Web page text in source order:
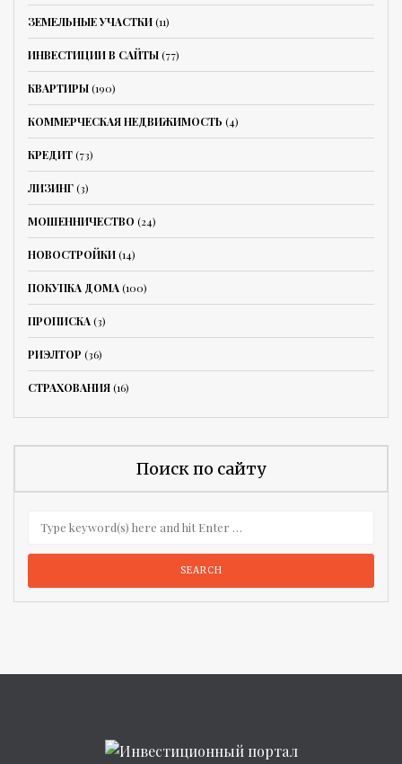
ЗЕМЕЛЬНЫЕ УЧАСТКИ(11)
ИНВЕСТИЦИИ В САЙТЫ(77)
КВАРТИРЫ(190)
КОММЕРЧЕСКАЯ НЕДВИЖИМОСТЬ (4)
КРЕДИТ(73)
ЛИЗИНГ(3)
МОШЕННИЧЕСТВО (24)
НОВОСТРОЙКИ(14)
ПОКУПКА ДОМА(100)
ПРОПИСКА(3)
РИЭЛТОР (36)
СТРАХОВАНИЯ(16)
Поиск по сайту